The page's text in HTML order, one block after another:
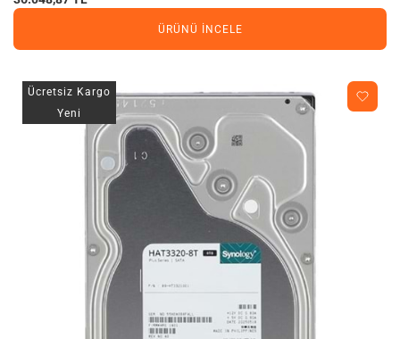
ÜRÜNÜ İNCELE
Ücretsiz Kargo
Yeni